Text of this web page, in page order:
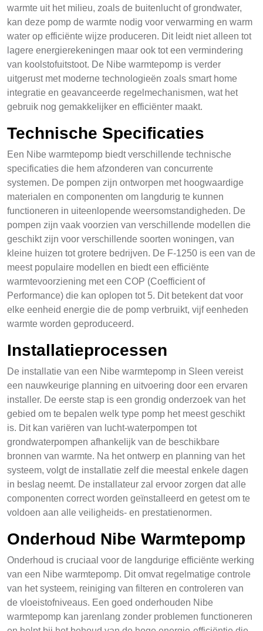
warmte uit het milieu, zoals de buitenlucht of grondwater,
kan deze pomp de warmte nodig voor verwarming en warm
water op efficiënte wijze produceren. Dit leidt niet alleen tot
lagere energierekeningen maar ook tot een vermindering
van koolstofuitstoot. De Nibe warmtepomp is verder
uitgerust met moderne technologieën zoals smart home
integratie en geavanceerde regelmechanismen, wat het
gebruik nog gemakkelijker en efficiënter maakt.
Technische Specificaties
Een Nibe warmtepomp biedt verschillende technische
specificaties die hem afzonderen van concurrente
systemen. De pompen zijn ontworpen met hoogwaardige
materialen en componenten om langdurig te kunnen
functioneren in uiteenlopende weersomstandigheden. De
pompen zijn vaak voorzien van verschillende modellen die
geschikt zijn voor verschillende soorten woningen, van
kleine huizen tot grotere bedrijven. De F-1250 is een van de
meest populaire modellen en biedt een efficiënte
warmtevoorziening met een COP (Coefficient of
Performance) die kan oplopen tot 5. Dit betekent dat voor
elke eenheid energie die de pomp verbruikt, vijf eenheden
warmte worden geproduceerd.
Installatieprocessen
De installatie van een Nibe warmtepomp in Sleen vereist
een nauwkeurige planning en uitvoering door een ervaren
installer. De eerste stap is een grondig onderzoek van het
gebied om te bepalen welk type pomp het meest geschikt
is. Dit kan variëren van lucht-waterpompen tot
grondwaterpompen afhankelijk van de beschikbare
bronnen van warmte. Na het ontwerp en planning van het
systeem, volgt de installatie zelf die meestal enkele dagen
in beslag neemt. De installateur zal ervoor zorgen dat alle
componenten correct worden geïnstalleerd en getest om te
voldoen aan alle veiligheids- en prestatienormen.
Onderhoud Nibe Warmtepomp
Onderhoud is cruciaal voor de langdurige efficiënte werking
van een Nibe warmtepomp. Dit omvat regelmatige controle
van het systeem, reiniging van filteren en controleren van
de vloeistofniveaus. Een goed onderhouden Nibe
warmtepomp kan jarenlang zonder problemen functioneren